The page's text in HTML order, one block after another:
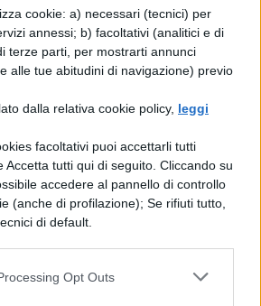
cookie: a) necessari (tecnici) per
annessi; b) facoltativi (analitici e di
terze parti, per mostrarti annunci
alle tue abitudini di navigazione) previo
dalla relativa cookie policy, leggi
facoltativi puoi accettarli tutti
Accetta tutti qui di seguito. Cliccando su
accedere al pannello di controllo
(anche di profilazione); Se rifiuti tutto,
di default.
Opt Outs
Infatti i plebei
sua volontà tanto quanto
e eccitarono tanto
da uccidere attraverso i
tribuno.